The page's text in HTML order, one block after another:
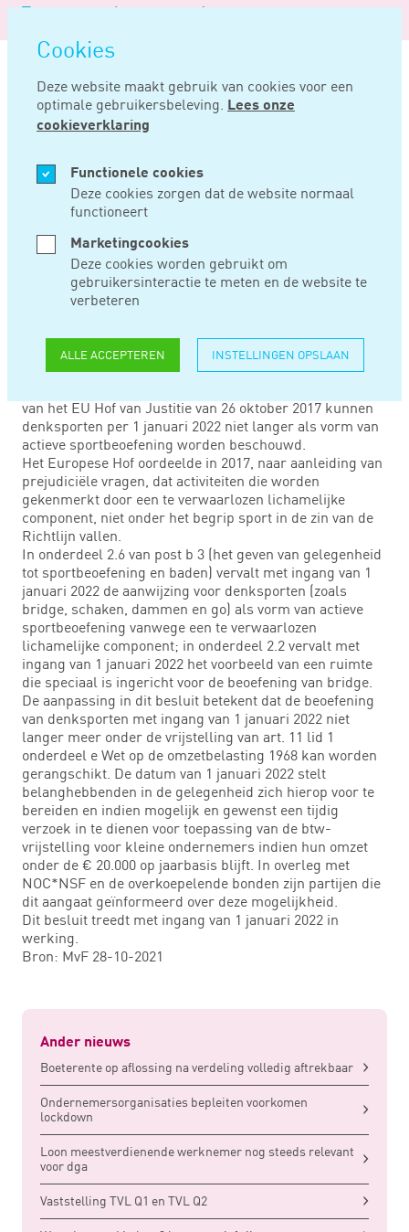
overslaan
Cookies
Deze website maakt gebruik van cookies voor een
optimale gebruikersbeleving. Lees onze
cookieverklaring
Functionele cookies
Deze cookies zorgen dat de website normaal
functioneert
Marketingcookies
Deze cookies worden gebruikt om
gebruikersinteractie te meten en de website te
verbeteren
ALLE ACCEPTEREN INSTELLINGEN OPSLAAN
Logo
Noord
Negentig
Home Nieuws Denksport is geen actieve sportbeoefening
NOV 16, 2021
DENKSPORT IS
GEEN ACTIEVE
SPORTBEOEFENING
Financiën wijzigt het besluit Omzetbelasting. Toelichting
van het EU Hof van Justitie van 26 oktober 2017 kunnen
denksporten per 1 januari 2022 niet langer als vorm van
actieve sportbeoefening worden beschouwd.
Het Europese Hof oordeelde in 2017, naar aanleiding van
prejudiciële vragen, dat activiteiten die worden
gekenmerkt door een te verwaarlozen lichamelijke
component, niet onder het begrip sport in de zin van de
Richtlijn vallen.
In onderdeel 2.6 van post b 3 (het geven van gelegenheid
tot sportbeoefening en baden) vervalt met ingang van 1
januari 2022 de aanwijzing voor denksporten (zoals
bridge, schaken, dammen en go) als vorm van actieve
sportbeoefening vanwege een te verwaarlozen
lichamelijke component; in onderdeel 2.2 vervalt met
ingang van 1 januari 2022 het voorbeeld van een ruimte
die speciaal is ingericht voor de beoefening van bridge.
De aanpassing in dit besluit betekent dat de beoefening
van denksporten met ingang van 1 januari 2022 niet
langer meer onder de vrijstelling van art. 11 lid 1
onderdeel e Wet op de omzetbelasting 1968 kan worden
gerangschikt. De datum van 1 januari 2022 stelt
belanghebbenden in de gelegenheid zich hierop voor te
bereiden en indien mogelijk en gewenst een tijdig
verzoek in te dienen voor toepassing van de btw-
vrijstelling voor kleine ondernemers indien hun omzet
onder de € 20.000 op jaarbasis blijft. In overleg met
NOC*NSF en de overkoepelende bonden zijn partijen die
dit aangaat geïnformeerd over deze mogelijkheid.
Dit besluit treedt met ingang van 1 januari 2022 in
werking.
Bron: MvF 28-10-2021
Ander nieuws
Boeterente op aflossing na verdeling volledig aftrekbaar
Ondernemersorganisaties bepleiten voorkomen
lockdown
Loon meestverdienende werknemer nog steeds relevant
voor dga
Vaststelling TVL Q1 en TVL Q2